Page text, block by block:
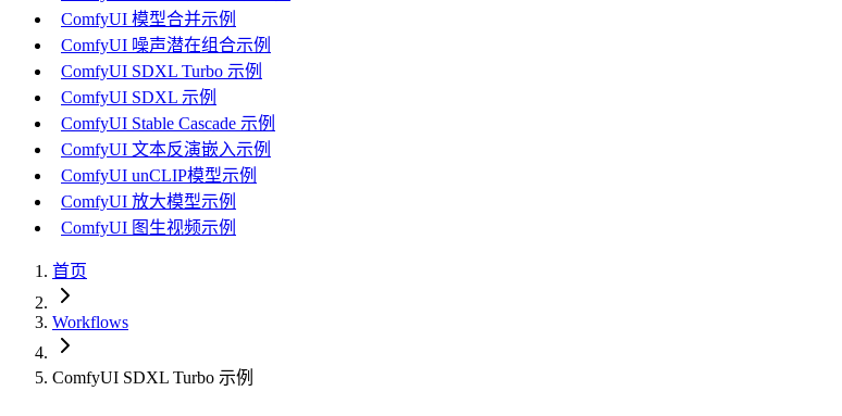
ComfyUI 模型合并示例
ComfyUI 噪声潜在组合示例
ComfyUI SDXL Turbo 示例
ComfyUI SDXL 示例
ComfyUI Stable Cascade 示例
ComfyUI 文本反演嵌入示例
ComfyUI unCLIP模型示例
ComfyUI 放大模型示例
ComfyUI 图生视频示例
首页
Workflows
ComfyUI SDXL Turbo 示例